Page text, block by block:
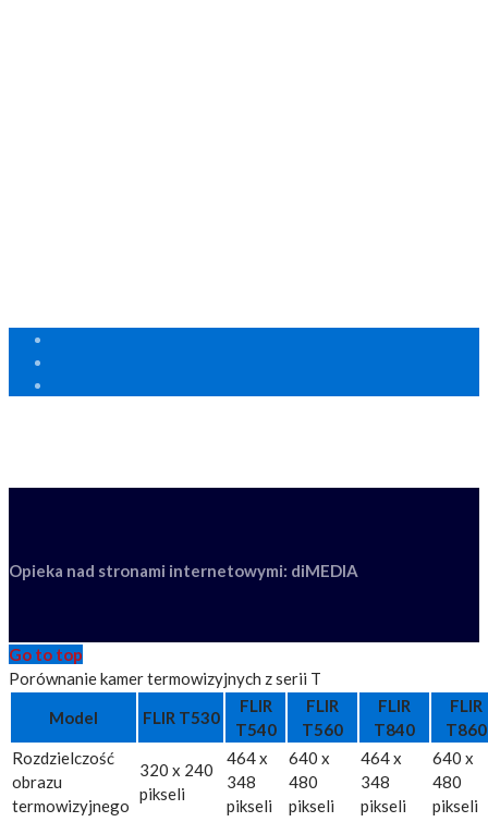
Opieka nad stronami internetowymi: diMEDIA
Go to top
Porównanie kamer termowizyjnych z serii T
Model
FLIR T530
FLIR
T540
FLIR
T560
FLIR
T840
FLIR
T860
Rozdzielczość
obrazu
termowizyjnego
320 x 240
pikseli
464 x
348
pikseli
640 x
480
pikseli
464 x
348
pikseli
640 x
480
pikseli